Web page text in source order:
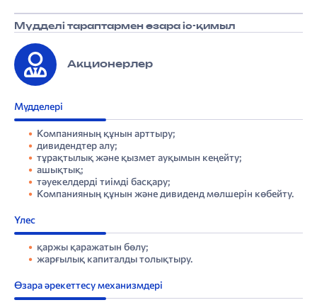
Мүдделі тараптармен өзара іс-қимыл
Акционерлер
Мүдделері
Компанияның құнын арттыру;
дивидендтер алу;
тұрақтылық және қызмет ауқымын кеңейту;
ашықтық;
тәуекелдерді тиімді басқару;
Компанияның құнын және дивиденд мөлшерін көбейту.
Үлес
қаржы қаражатын бөлу;
жарғылық капиталды толықтыру.
Өзара әрекеттесу механизмдері